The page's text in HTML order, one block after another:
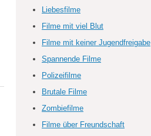
Liebesfilme
Filme mit viel Blut
Filme mit keiner Jugendfreigabe
Spannende Filme
Polizeifilme
Brutale Filme
Zombiefilme
Filme über Freundschaft